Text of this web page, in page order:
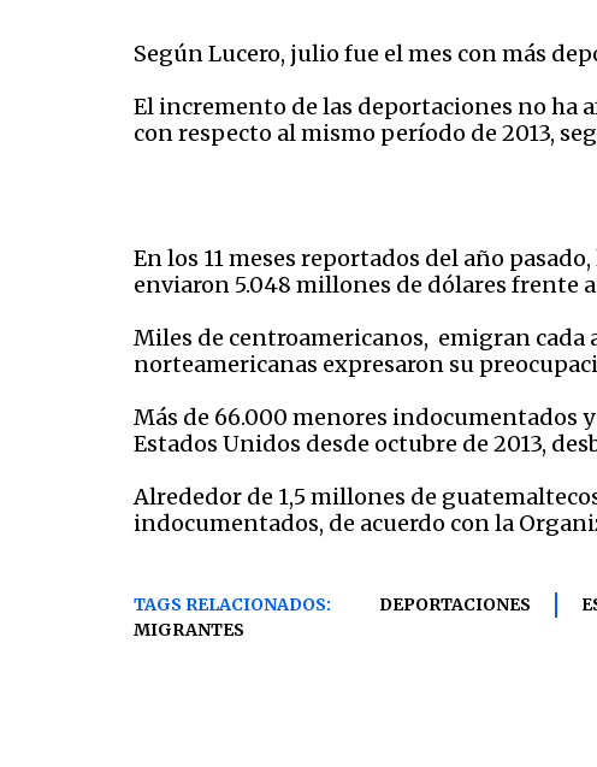
Según Lucero, julio fue el mes con más
El incremento de las deportaciones no ha
con respecto al mismo período de 2013,
En los 11 meses reportados del año
enviaron 5.048 millones de dólares frente
Miles de centroamericanos, emigran cada
norteamericanas expresaron su
Más de 66.000 menores indocumentados
Estados Unidos desde octubre de 2013,
Alrededor de 1,5 millones de
indocumentados, de acuerdo con la
TAGS RELACIONADOS: DEPORTACIONES
MIGRANTES